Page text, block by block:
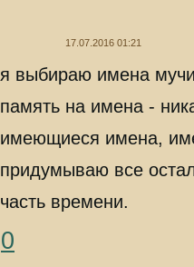
17.07.2016 01:21
я выбираю имена
память на имена -
имеющиеся имена,
придумываю все
часть времени.
0